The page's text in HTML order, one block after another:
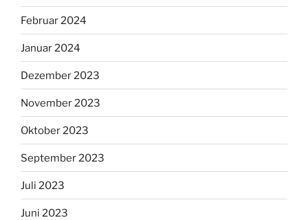
Februar 2024
Januar 2024
Dezember 2023
November 2023
Oktober 2023
September 2023
Juli 2023
Juni 2023